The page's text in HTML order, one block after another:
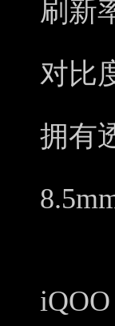
刷新
对比
拥有